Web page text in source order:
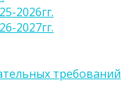
2026гг.
2027гг.
требований